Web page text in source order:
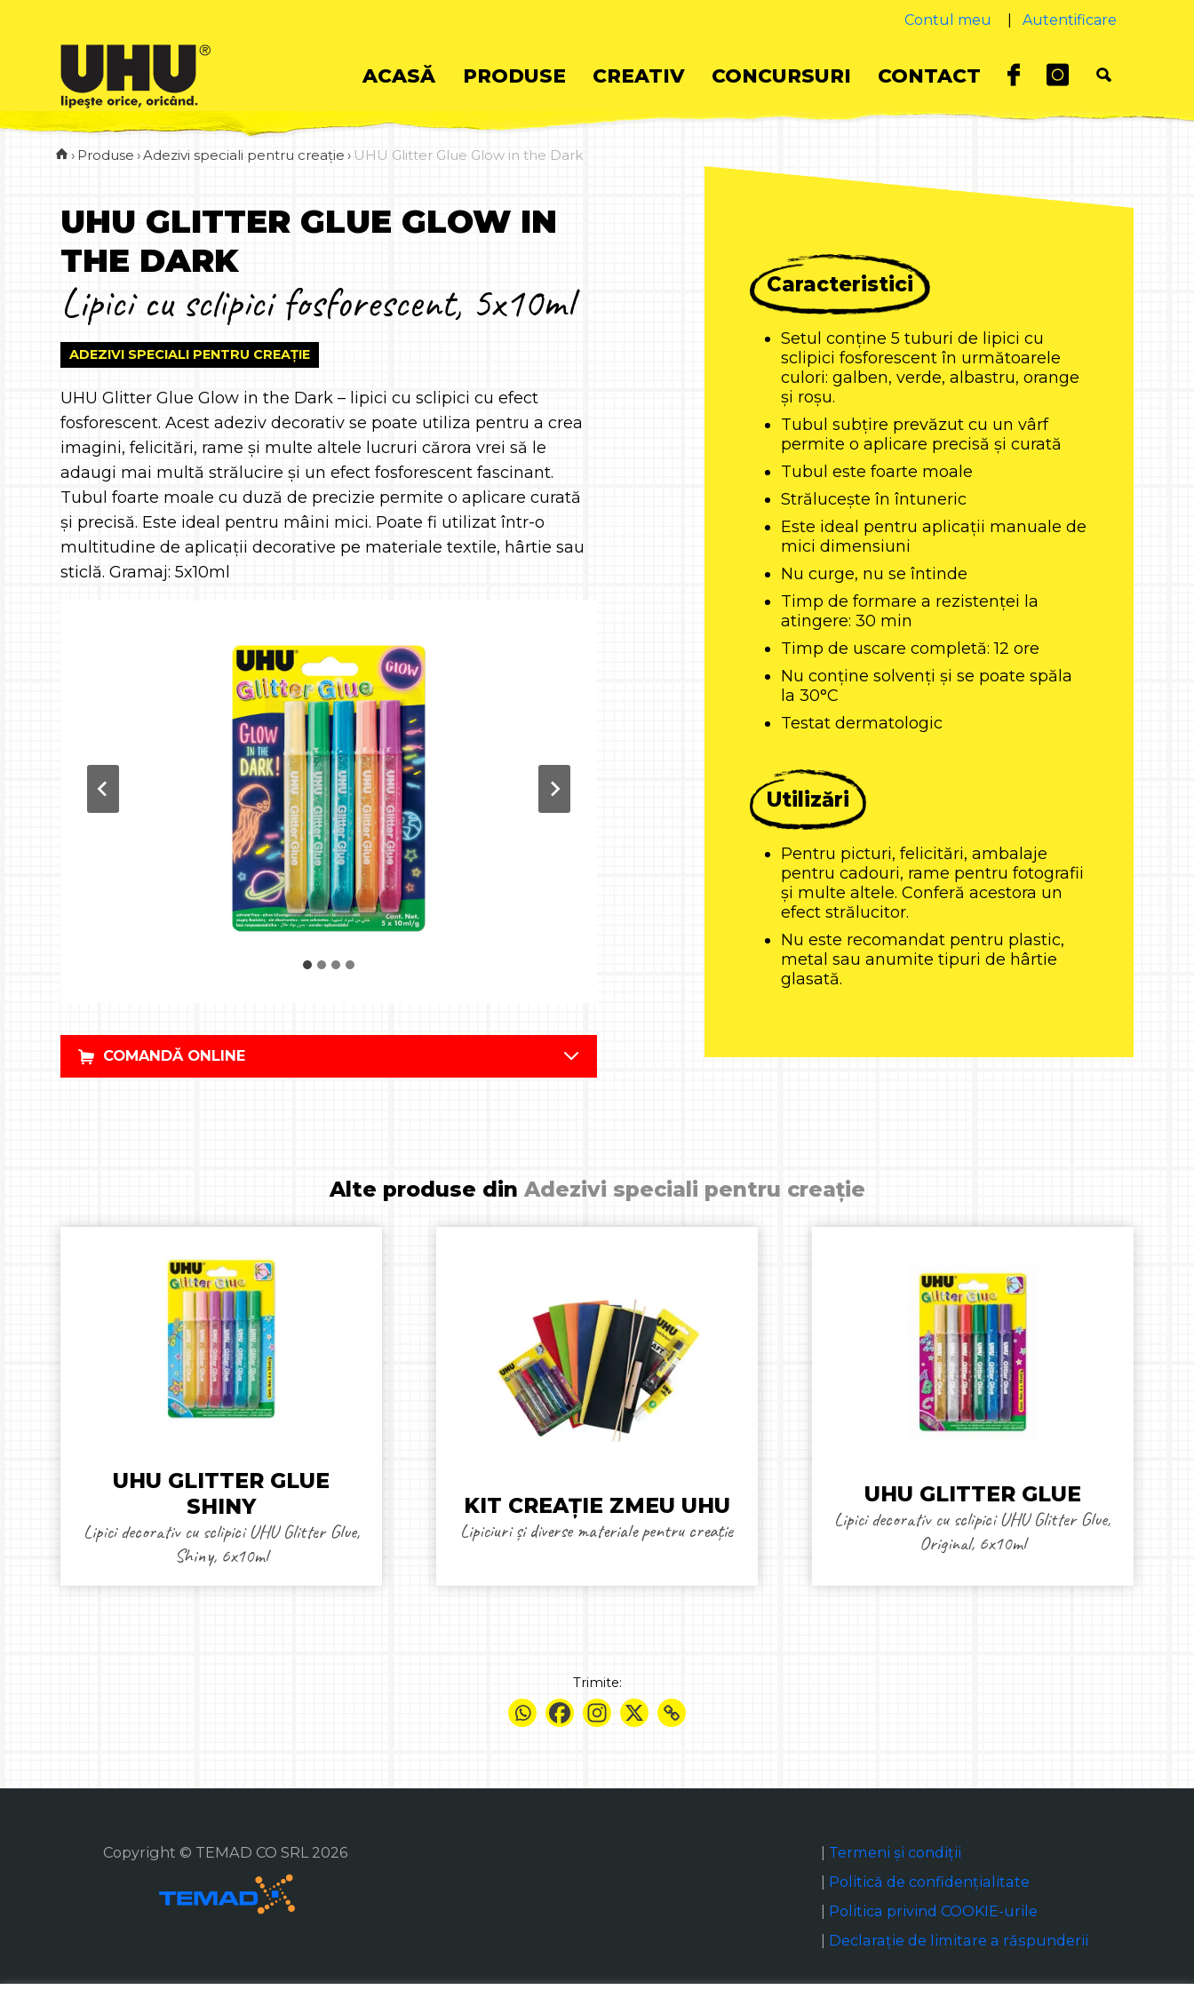
Contul meu Autentificare
Skip
to
ACASĂ PRODUSE CREATIV CONCURSURI CONTACT
› Produse ›Adezivi speciali pentru creație › UHU Glitter Glue Glow in the Dark
UHU GLITTER GLUE GLOW IN
THE DARK
Lipici cu sclipici fosforescent, 5x10ml
ADEZIVI SPECIALI PENTRU CREAȚIE
UHU Glitter Glue Glow in the Dark – lipici cu sclipici cu efect
fosforescent. Acest adeziv decorativ se poate utiliza pentru a crea
imagini, felicitări, rame și multe altele lucruri cărora vrei să le
adaugi mai multă strălucire și un efect fosforescent fascinant.
Tubul foarte moale cu duză de precizie permite o aplicare curată
și precisă. Este ideal pentru mâini mici. Poate fi utilizat într-o
multitudine de aplicații decorative pe materiale textile, hârtie sau
sticlă. Gramaj: 5x10ml
COMANDĂ ONLINE
Caracteristici
Setul conține 5 tuburi de lipici cu
sclipici fosforescent în următoarele
culori: galben, verde, albastru, orange
și roșu.
Tubul subțire prevăzut cu un vârf
permite o aplicare precisă și curată
Tubul este foarte moale
Strălucește în întuneric
Este ideal pentru aplicații manuale de
mici dimensiuni
Nu curge, nu se întinde
Timp de formare a rezistenței la
atingere: 30 min
Timp de uscare completă: 12 ore
Nu conține solvenți și se poate spăla
la 30°C
Testat dermatologic
Utilizări
Pentru picturi, felicitări, ambalaje
pentru cadouri, rame pentru fotografii
și multe altele. Conferă acestora un
efect strălucitor.
Nu este recomandat pentru plastic,
metal sau anumite tipuri de hârtie
glasată.
Alte produse din Adezivi speciali pentru creație
UHU GLITTER GLUE
SHINY
Lipici decorativ cu sclipici UHU Glitter Glue,
Shiny, 6x10ml
KIT CREAȚIE ZMEU UHU
Lipiciuri și diverse materiale pentru creație
UHU GLITTER GLUE
Lipici decorativ cu sclipici UHU Glitter Glue,
Original, 6x10ml
Trimite:
Copyright © TEMAD CO SRL 2026 | Termeni și condiții
| Politică de confidențialitate
| Politica privind COOKIE-urile
Declaraţie de limitare a răspunderii